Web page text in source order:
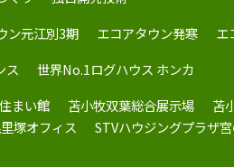
ン元江別3期 エコアタウン発寒
エ
ス
世界No.1ログハウス ホンカ
まい館 苫小牧双葉総合展示場 苫
塚オフィス STVハウジングプラザ